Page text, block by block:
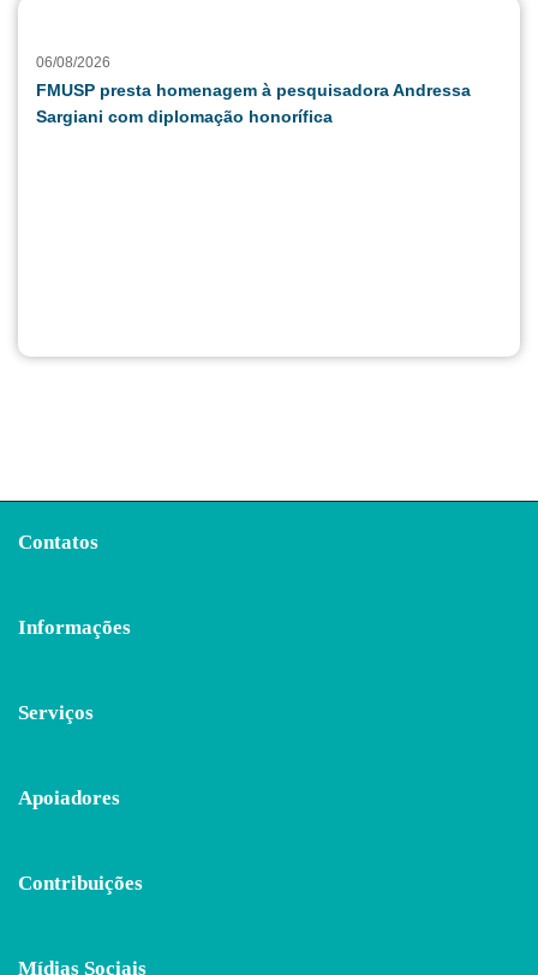
06/08/2026
FMUSP presta homenagem à pesquisadora Andressa
Sargiani com diplomação honorífica
Contatos
Informações
Serviços
Apoiadores
Contribuições
Mídias Sociais